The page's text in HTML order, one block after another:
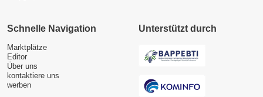
Schnelle Navigation
Marktplätze
Editor
Über uns
kontaktiere uns
werben
Unterstützt durch